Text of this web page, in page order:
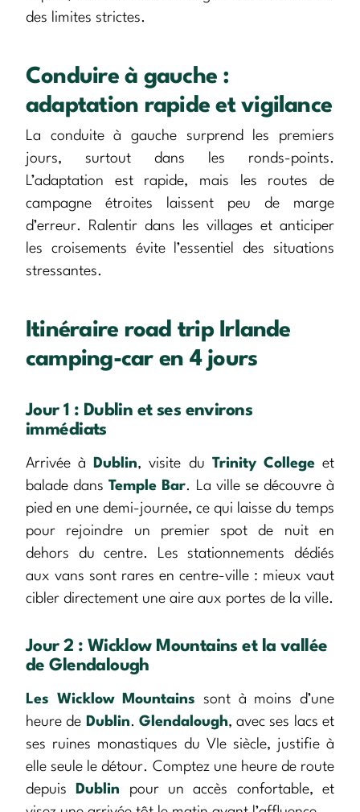
des limites strictes.
Conduire à gauche :
adaptation rapide et vigilance
La conduite à gauche surprend les premiers
jours, surtout dans les ronds-points.
L’adaptation est rapide, mais les routes de
campagne étroites laissent peu de marge
d’erreur. Ralentir dans les villages et anticiper
les croisements évite l’essentiel des situations
stressantes.
Itinéraire road trip Irlande
camping-car en 4 jours
Jour 1 : Dublin et ses environs
immédiats
Arrivée à Dublin, visite du Trinity Collegeet
balade dansTemple Bar. La ville se découvre à
pied en une demi-journée, ce qui laisse du temps
pour rejoindre un premier spot de nuit en
dehors du centre. Les stationnements dédiés
aux vans sont rares en centre-ville : mieux vaut
cibler directement une aire aux portes de la ville.
Jour 2 : Wicklow Mountains et la vallée
de Glendalough
Les Wicklow Mountains sont à moins d’une
heure de Dublin. Glendalough, avec ses lacs et
ses ruines monastiques du VIe siècle, justifie à
elle seule le détour. Comptez une heure de route
depuis
Dublin pour un accès confortable, et